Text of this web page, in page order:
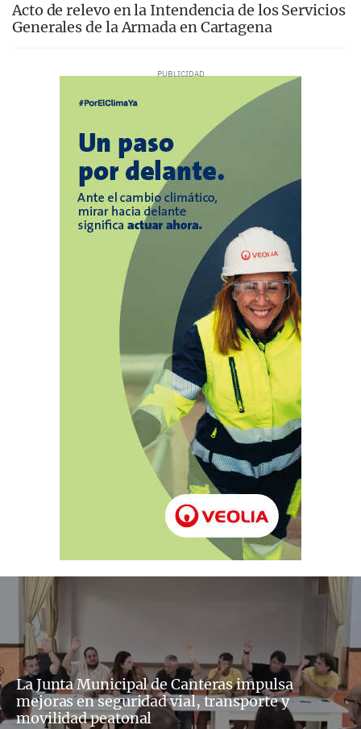
Acto de relevo en la Intendencia de los Servicios
Generales de la Armada en Cartagena
La Junta Municipal de Canteras impulsa
mejoras en seguridad vial, transporte y
movilidad peatonal